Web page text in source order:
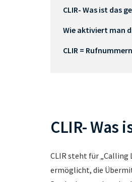
CLIR- Was ist das
Wie aktiviert man
CLIR =
CLIR- Was
CLIR steht für
ermöglicht, die